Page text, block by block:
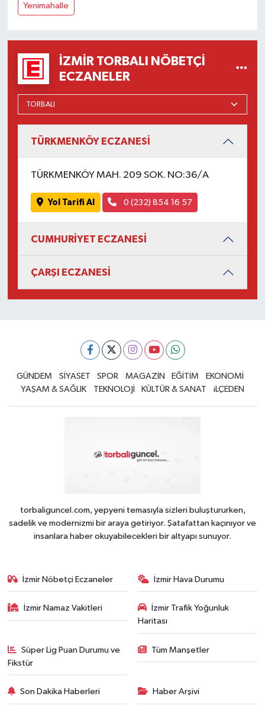
Yenimahalle
İZMIR TORBALI NÖBETÇI
ECZANELER
TÜRKMENKÖY ECZANESİ
TÜRKMENKÖY MAH. 209 SOK. NO:36/A
Yol Tarifi Al 0 (232) 854 16 57
CUMHURİYET ECZANESİ
ÇARŞI ECZANESİ
GÜNDEM SİYASET SPOR MAGAZİN EĞİTİM
EKONOMİ
YAŞAM & SAĞLIK
TEKNOLOJİ KÜLTÜR & SANAT iLÇEDEN
torbaliguncel.com, yepyeni temasıyla sizleri buluştururken,
sadelik ve modernizmi bir araya getiriyor. Şatafattan kaçınıyor ve
insanlara haber okuyabilecekleri bir altyapı sunuyor.
İzmir Nöbetçi Eczaneler İzmir Hava Durumu
İzmir Namaz Vakitleri
İzmir Trafik Yoğunluk
Haritası
Süper Lig Puan Durumu ve
Fikstür
Tüm Manşetler
Son Dakika Haberleri Haber Arşivi